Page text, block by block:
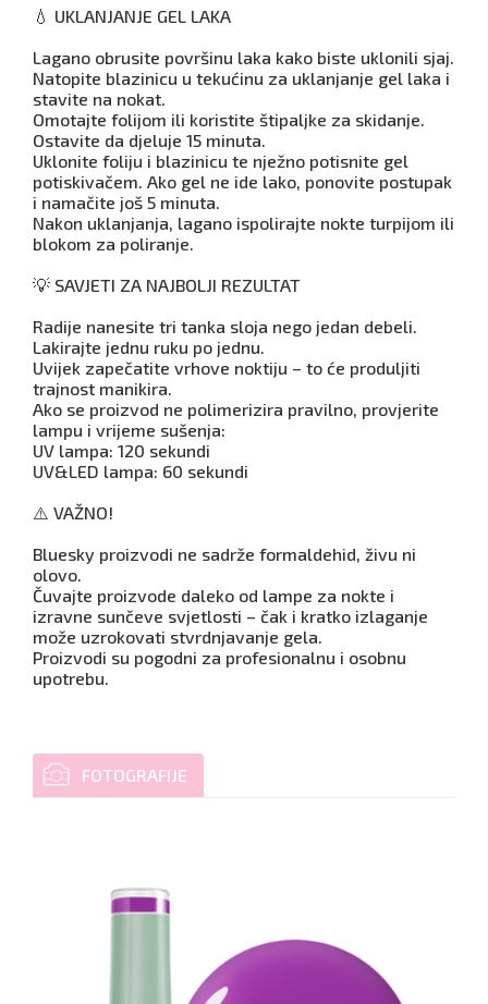
💧 UKLANJANJE GEL LAKA
Lagano obrusite površinu laka kako biste uklonili sjaj.
Natopite blazinicu u tekućinu za uklanjanje gel laka i
stavite na nokat.
Omotajte folijom ili koristite štipaljke za skidanje.
Ostavite da djeluje 15 minuta.
Uklonite foliju i blazinicu te nježno potisnite gel
potiskivačem. Ako gel ne ide lako, ponovite postupak
i namačite još 5 minuta.
Nakon uklanjanja, lagano ispolirajte nokte turpijom ili
blokom za poliranje.
💡 SAVJETI ZA NAJBOLJI REZULTAT
Radije nanesite tri tanka sloja nego jedan debeli.
Lakirajte jednu ruku po jednu.
Uvijek zapečatite vrhove noktiju – to će produljiti
trajnost manikira.
Ako se proizvod ne polimerizira pravilno, provjerite
lampu i vrijeme sušenja:
UV lampa: 120 sekundi
UV&LED lampa: 60 sekundi
⚠️ VAŽNO!
Bluesky proizvodi ne sadrže formaldehid, živu ni
olovo.
Čuvajte proizvode daleko od lampe za nokte i
izravne sunčeve svjetlosti – čak i kratko izlaganje
može uzrokovati stvrdnjavanje gela.
Proizvodi su pogodni za profesionalnu i osobnu
upotrebu.
FOTOGRAFIJE